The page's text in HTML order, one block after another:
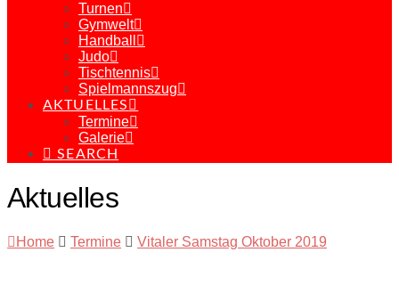
Turnen
Gymwelt
Handball
Judo
Tischtennis
Spielmannszug
AKTUELLES
Termine
Galerie
SEARCH
Aktuelles
Home Termine Vitaler Samstag Oktober 2019